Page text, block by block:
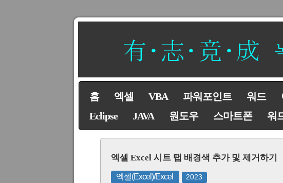
홈 엑셀 VBA 파워포인트 워드
Eclipse
JAVA 원도우 스마트폰 워
엑셀 Excel 시트 탭 배경색 추가 및 제거하기
엑셀(Excel)/Excel 2023